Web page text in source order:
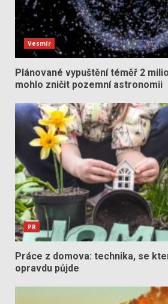
Vesmír
Plánované vypuštění téměř 2
mohlo zničit pozemní astronomii
PR
Práce z domova: technika, se
opravdu půjde